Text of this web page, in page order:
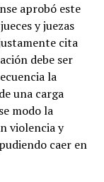
aprobó este
y juezas
cita
debe ser
la
una carga
modo la
violencia y
caer en